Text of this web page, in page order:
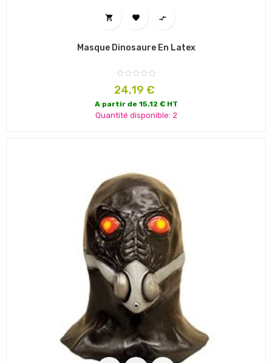
  
Masque Dinosaure En Latex
Prix
24,19 €
A partir de 15.12 € HT
Quantité disponible: 2